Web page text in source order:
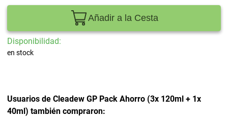
Añadir a la Cesta
Disponibilidad:
en stock
Usuarios de Cleadew GP Pack Ahorro (3x 120ml + 1x
40ml) también compraron: